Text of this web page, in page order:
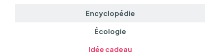
Encyclopédie
Écologie
Idée cadeau